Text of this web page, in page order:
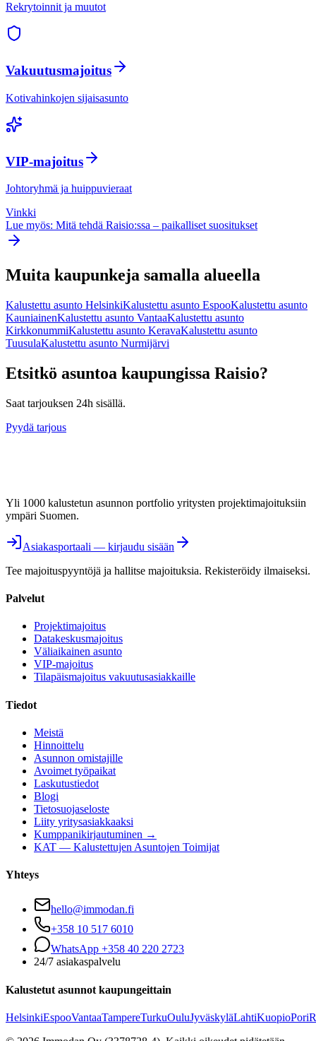
Rekrytoinnit ja muutot
Vakuutusmajoitus
Kotivahinkojen sijaisasunto
VIP-majoitus
Johtoryhmä ja huippuvieraat
Vinkki
Lue myös: Mitä tehdä Raisio:ssa – paikalliset suositukset
Muita kaupunkeja samalla alueella
Kalustettu asunto HelsinkiKalustettu asunto EspooKalustettu asunto
KauniainenKalustettu asunto VantaaKalustettu asunto
KirkkonummiKalustettu asunto KeravaKalustettu asunto
TuusulaKalustettu asunto Nurmijärvi
Etsitkö asuntoa kaupungissa Raisio?
Saat tarjouksen 24h sisällä.
Pyydä tarjous
Yli 1000 kalustetun asunnon portfolio yritysten projektimajoituksiin
ympäri Suomen.
Asiakasportaali — kirjaudu sisään
Tee majoituspyyntöjä ja hallitse majoituksia. Rekisteröidy ilmaiseksi.
Palvelut
Projektimajoitus
Datakeskusmajoitus
Väliaikainen asunto
VIP-majoitus
Tilapäismajoitus vakuutusasiakkaille
Tiedot
Meistä
Hinnoittelu
Asunnon omistajille
Avoimet työpaikat
Laskutustiedot
Blogi
Tietosuojaseloste
Liity yritysasiakkaaksi
Kumppanikirjautuminen →
KAT — Kalustettujen Asuntojen Toimijat
Yhteys
hello@immodan.fi
+358 10 517 6010
WhatsApp +358 40 220 2723
24/7 asiakaspalvelu
Kalustetut asunnot kaupungeittain
HelsinkiEspooVantaaTampereTurkuOuluJyväskyläLahtiKuopioPori